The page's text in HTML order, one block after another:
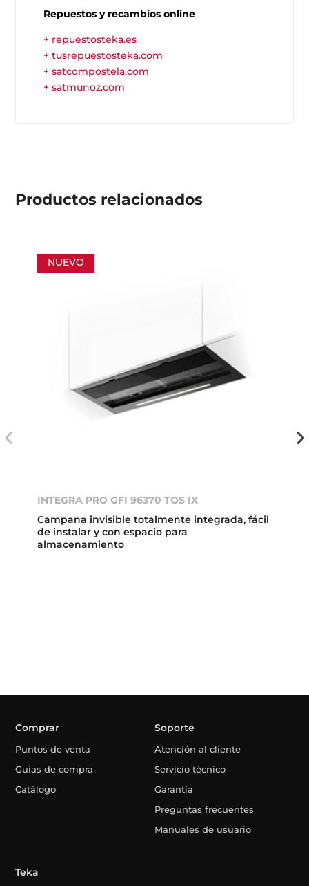
Repuestos y recambios online
+ repuestosteka.es
+ tusrepuestosteka.com
+ satcompostela.com
+ satmunoz.com
Productos relacionados
NUEVO
INTEGRA PRO GFI 96370 TOS IX
Campana invisible totalmente integrada, fácil
de instalar y con espacio para
almacenamiento
Comprar
Puntos de venta
Guías de compra
Catálogo
Soporte
Atención al cliente
Servicio técnico
Garantía
Preguntas frecuentes
Manuales de usuario
Teka